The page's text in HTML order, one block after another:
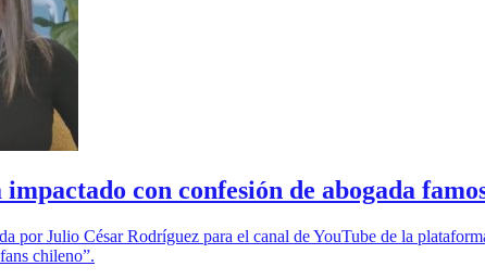
con confesión de abogada
por Julio César Rodríguez para el canal de YouTube de la
chileno”.